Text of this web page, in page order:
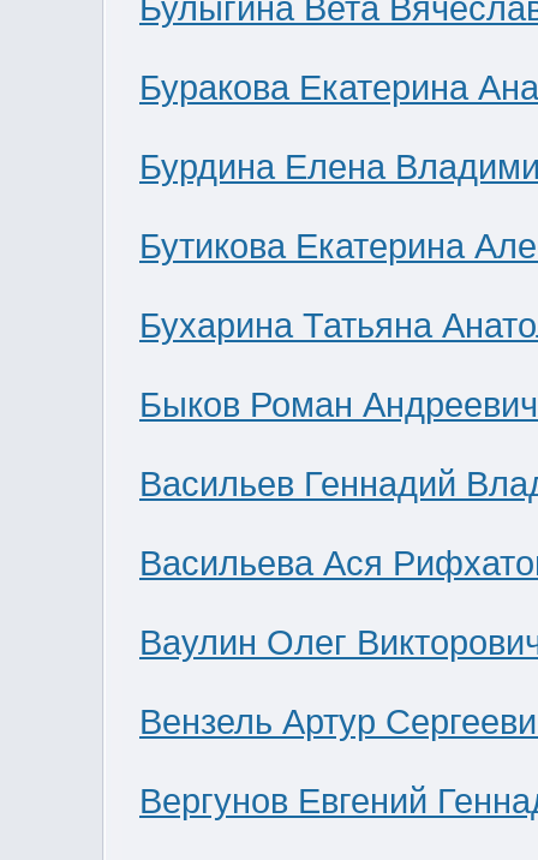
Булыгина Вета
Буракова Екатерина
Бурдина Елена
Бутикова Екатерина
Бухарина Татьяна
Быков Роман Андреевич
Васильев Геннадий
Васильева Ася
Ваулин Олег
Вензель Артур
Вергунов Евгений